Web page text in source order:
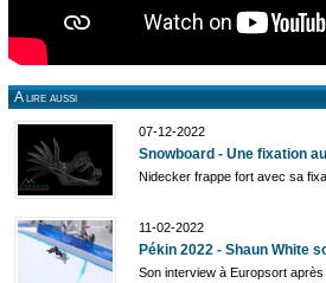
A lire aussi
07-12-2022
Snowboard - Une fixation
Nidecker frappe fort avec sa
11-02-2022
Pékin 2022 - Shaun White
Son interview à Europsort